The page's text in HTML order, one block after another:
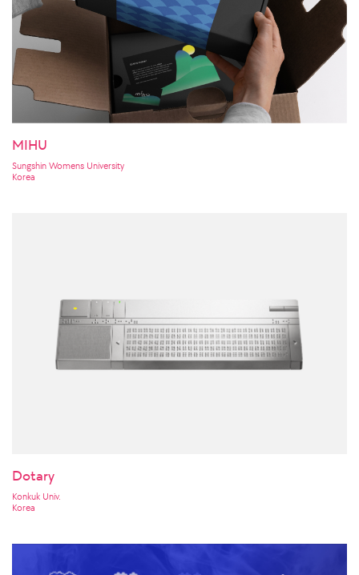
MIHU
Sungshin Womens University
Korea
Dotary
Konkuk Univ.
Korea